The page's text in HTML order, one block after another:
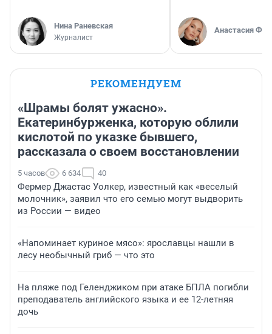
Нина Раневская
Журналист
Анастасия
РЕКОМЕНДУЕМ
«Шрамы болят ужасно».
Екатеринбурженка, которую облили
кислотой по указке бывшего,
рассказала о своем восстановлении
5 часов 6 634 40
Фермер Джастас Уолкер, известный как «веселый
молочник», заявил что его семью могут выдворить
из России — видео
«Напоминает куриное мясо»: ярославцы нашли в
лесу необычный гриб — что это
На пляже под Геленджиком при атаке БПЛА погибли
преподаватель английского языка и ее 12-летняя
дочь